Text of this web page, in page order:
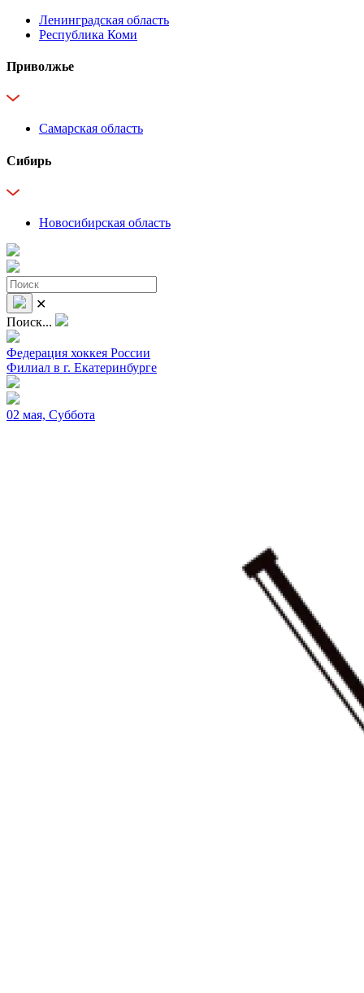
Ленинградская область
Республика Коми
Приволжье
Самарская область
Сибирь
Новосибирская область
✕
Поиск...
Федерация хоккея России
Филиал в г. Екатеринбурге
02 мая, Суббота